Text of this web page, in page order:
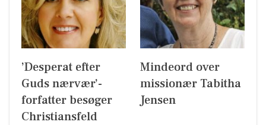
’Desperat efter
Guds nærvær’-
forfatter besøger
Christiansfeld
Mindeord over
missionær Tabitha
Jensen